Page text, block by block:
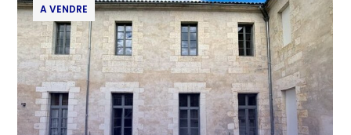
A VENDRE